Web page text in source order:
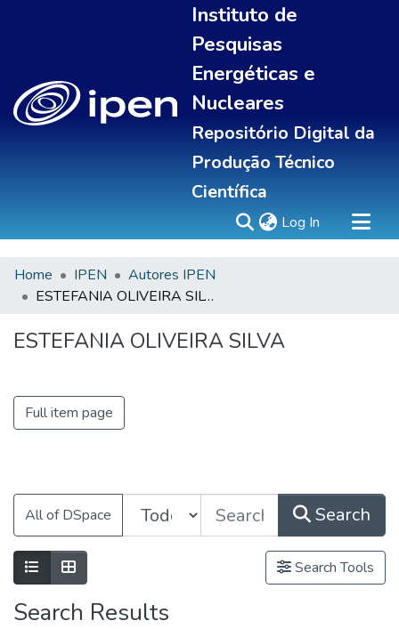
Instituto de
Pesquisas
Energéticas e
Nucleares
Repositório Digital da
Produção Técnico
Científica
Log In (current)
Sobre
All of DSpace
Home IPEN
Autores IPEN
ESTEFANIA OLIVEIRA SILVA
ESTEFANIA OLIVEIRA SILVA
Full item page
All of DSpace Search
Search Tools
Search Results